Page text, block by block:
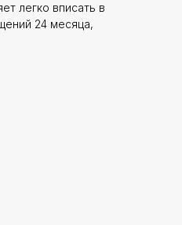
легко вписать в
24 месяца,